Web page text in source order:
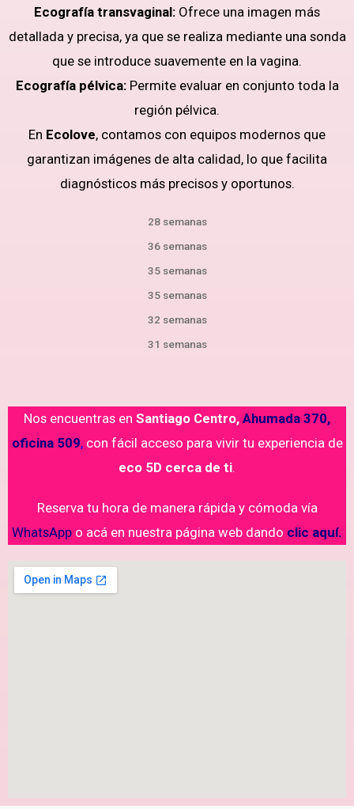
Ecografía transvaginal: Ofrece una imagen más
detallada y precisa, ya que se realiza mediante una sonda
que se introduce suavemente en la vagina.
Ecografía pélvica:Permite evaluar en conjunto toda la
región pélvica.
En Ecolove, contamos con equipos modernos que
garantizan imágenes de alta calidad, lo que facilita
diagnósticos más precisos y oportunos.
28 semanas
36 semanas
35 semanas
35 semanas
32 semanas
31 semanas
Nos encuentras en Santiago Centro, Ahumada 370,
oficina 509,con fácil acceso para vivir tu experiencia de
eco 5D cerca de ti.
Reserva tu hora de manera rápida y cómoda vía
WhatsApp o acá en nuestra página web dando clic aquí.